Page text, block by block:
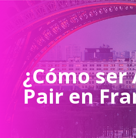
¿Cómo ser
Pair en